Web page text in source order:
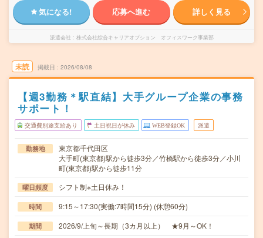
気になる! 応募へ進む 詳しく見る
派遣会社 株式会社綜合キャリアオプション オフィスワーク事業部
未読 掲載日 2026/08/08
【週3勤務＊駅直結】大手グループ企業の事務
サポート！
交通費別途支給あり 土日祝日が休み WEB登録OK 派遣
勤務地
東京都千代田区
大手町(東京都)駅から徒歩3分／竹橋駅から徒歩3分／小川
町(東京都)駅から徒歩11分
曜日頻度 シフト制※土日休み！
時間 9:15～17:30(実働:7時間15分) (休憩60分)
期間 2026/9/上旬～長期（3カ月以上） ★9月～OK！